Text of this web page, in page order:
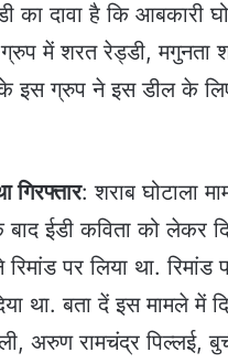
का दावा है कि आबकारी
ग्रुप में शरत रेड्डी,
इस ग्रुप ने इस डील के
गिरफ्तार: शराब घोटाला
बाद ईडी कविता को लेकर
पर लिया था.
था. बता दें इस मामले में
अरुण रामचंद्र पिल्लई,